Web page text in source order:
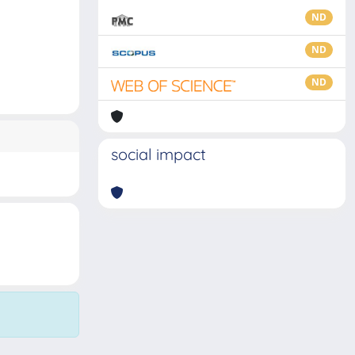
ND
ND
ND
social impact